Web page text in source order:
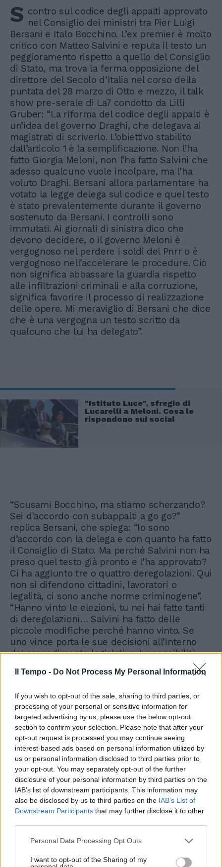
Il Tempo - Do Not Process My Personal Information
If you wish to opt-out of the sale, sharing to third parties, or
processing of your personal or sensitive information for
targeted advertising by us, please use the below opt-out
section to confirm your selection. Please note that after your
opt-out request is processed you may continue seeing
interest-based ads based on personal information utilized by
us or personal information disclosed to third parties prior to
your opt-out. You may separately opt-out of the further
disclosure of your personal information by third parties on the
IAB’s list of downstream participants. This information may
also be disclosed by us to third parties on the IAB’s List of
Downstream Participants that may further disclose it to other
Personal Data Processing Opt Outs
I want to opt-out of the Sharing of my
S contro sul codice degli appalti approvato
nel Consiglio dei ministri tra Pier Luigi
Bersani e Italo Bocchino. L’ex premier è molto
critico con Matteo Salvini e reputa il testo un
peggioramento rispetto a quello del Consiglio
di Stato, ma trova la ferma opposizione del
direttore del Secolo d’Italia nel corso della
puntata del 28 marzo di Otto e mezzo, il talk
show pre-serale di La7 condotto da Lilli
Gruber: “La riforma del codice degli appalti è
un’idea del governo Draghi, che delegava ai
magistrati di scriverlo. L’obiettivo stabilito
dall’articolo 1 è la semplificazione. Non l’ha
fatto Giorgia Meloni, non l’ha fatto Salvini che
adesso qualcuno vuole incolpare, ma l’ha
voluto Draghi. Bersani allora parlamentare ha
votato la legge delega sul codice e quel testo
è stato prevalentemente durante il governo
sostenuto da Bersani. I controlli sono
immutati. Ai giornali di sinistra dico che
devono decidere, o il governo Meloni è
vergognoso nel perdere i soldi del Pnrr o è
vergognoso nell’accelerare le procedure. Ciò
non significa abbassare la guardia rispetto
alle infiltrazioni criminali e alla corruzione,
significa favorire il processo di realizzazione
delle opere. Mi meraviglio di Bersani che dice
che è una vergogna un testo scritto da
qualcuno che lui ha delegato”.
"Istituto Luce", sfregio di
Lucarelli a Meloni. Cosa le
rispondono sui social
“Scusami Bocchino, ma stiamo scherzando?
Sei d'accordo con subappalti a go go?”
replica Bersani, che spiega: “Io sono
d’accordo con la delega e con quanto ha fatto
il Consiglio di Stato. Ma perché Salvini non ha
preso quel testo già pronto e l’ha approvato?
Ci ha aggiunto tre o quattro deregolazioni. Qui
non si difendono cittadini, lavoratori o
legalità, ci sono anche norme criminogene”.
“Hanno vinto le elezioni, tu nei hai fatte tanti
di deregolazioni… Salvini ha fatto delle
piccole modifiche perché hanno vinto. Se
uno vince porta le sue decisioni all’interno
del procedimento legislativo. La sensibilità
del proprio elettorato va ascoltata” lo punge
Bocchino.